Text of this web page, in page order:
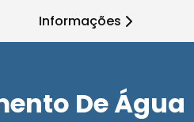
Informações
De Água